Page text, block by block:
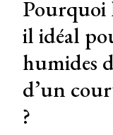
Pourquoi
il idéal
humides
d’un
?